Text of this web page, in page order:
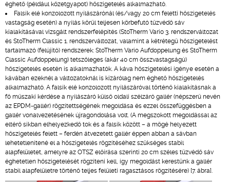
éghető (például kőzetgyapot) hőszigetelés alkalmazható.
Falsík elé konzolozott nyílászárónál (és/vagy 20 cm feletti hőszigetelés
vastagság esetén) a nyílás körül teljesen körbefutó tűzvédő sáv
kialakításával vizsgált rendszerfelépítés (StoTherm Vario 3. rendszerváltozat
és StoTherm Classic 1. rendszerváltozat, valamint a kétrétegű hőszigetelést
tartalmazó (felújító) rendszerek: StoTherm Vario Aufdoppelung és StoTherm
Classic Aufdoppelung) tetszőleges (akár 40 cm összvastagságú)
hőszigetelés esetén is alkalmazhatók. A káva hőszigetelési igénye esetén a
kávában ezeknél a változatoknál is kizárólag nem éghető hőszigetelés
alkalmazható. A falsík elé konzolozott nyílászáróval történő kialakításnak a
fő műszaki kérdése a nyílászáró külső oldali szélzáró gallér (népszerű nevén
az EPDM-gallér) rögzítettségének megoldása és ezzel összefüggésben a
gallér vonalvezetésének újragondolása volt. (A megszokott megoldással az
eltérő síkban elhelyezkedő tok és a falsík között – a mögé helyezett
hőszigetelés felett – ferdén átvezetett gallér éppen abban a sávban
lehetetlenítené el a hőszigetelés rögzítéséhez szükséges stabil
alapfelületet, amelyre az OTSZ előírása szerinti 20 cm széles tűzvédő sáv
éghetetlen hőszigetelését rögzíteni kell, így megoldást kerestünk a gallér
stabil alapfelületre történő teljes felületi ragasztásos rögzítésére) [7. ábra].